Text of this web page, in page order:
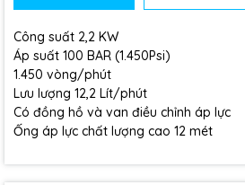
Công suất 2,2 KW
Áp suất 100 BAR (1.450Psi)
1.450 vòng/phút
Lưu lượng 12,2 Lít/phút
Có đồng hồ và van điều chỉnh áp lực
Ống áp lực chất lượng cao 12 mét